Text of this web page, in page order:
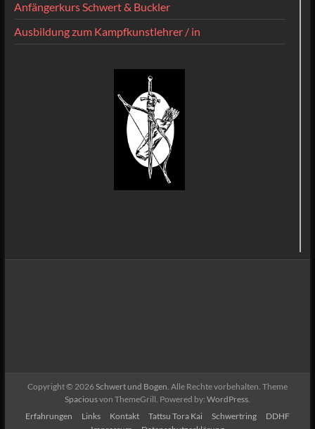
Anfängerkurs Schwert & Buckler
Ausbildung zum Kampfkunstlehrer / in
Copyright © 2026Schwert und Bogen. Alle Rechte vorbehalten. Theme
Spaciousvon ThemeGrill. Powered by: WordPress.
Erfahrungen
Links Kontakt Tattsu Tora Kai Schwertring
DDHF